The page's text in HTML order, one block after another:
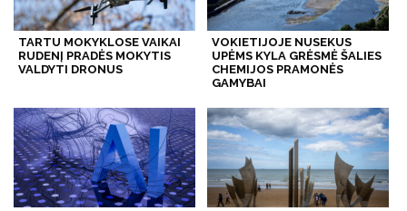
TARTU MOKYKLOSE VAIKAI
RUDENĮ PRADĖS MOKYTIS
VALDYTI DRONUS
VOKIETIJOJE NUSEKUS
UPĖMS KYLA GRĖSMĖ ŠALIES
CHEMIJOS PRAMONĖS
GAMYBAI